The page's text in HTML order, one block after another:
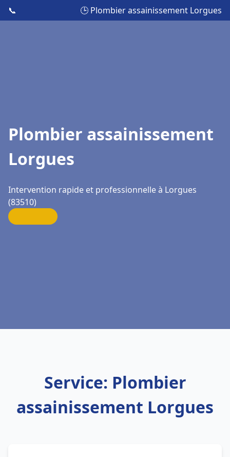
📞 🕒 Plombier assainissement Lorgues
Plombier assainissement
Lorgues
Intervention rapide et professionnelle à Lorgues
(83510)
Service: Plombier
assainissement Lorgues